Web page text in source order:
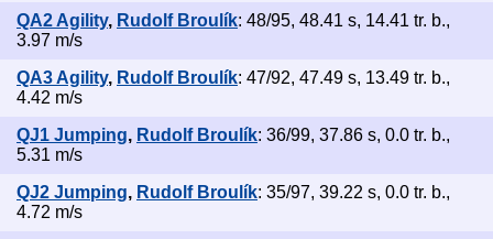
QA2 Agility, Rudolf Broulík: 48/95, 48.41 s, 14.41 tr. b.,
3.97 m/s
QA3 Agility, Rudolf Broulík: 47/92, 47.49 s, 13.49 tr. b.,
4.42 m/s
QJ1 Jumping, Rudolf Broulík: 36/99, 37.86 s, 0.0 tr. b.,
5.31 m/s
QJ2 Jumping, Rudolf Broulík: 35/97, 39.22 s, 0.0 tr. b.,
4.72 m/s